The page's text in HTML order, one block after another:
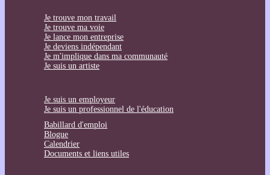
Je trouve mon travail
Je trouve ma voie
Je lance mon entreprise
Je deviens indépendant
Je m'implique dans ma communauté
Je suis un artiste
Je suis un employeur
Je suis un professionnel de l'éducation
Babillard d'emploi
Blogue
Calendrier
Documents et liens utiles